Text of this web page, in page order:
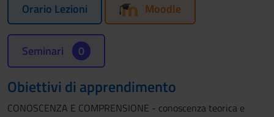
Orario Lezioni Moodle
Seminari 0
Obiettivi di apprendimento
CONOSCENZA E COMPRENSIONE - conoscenza teorica e